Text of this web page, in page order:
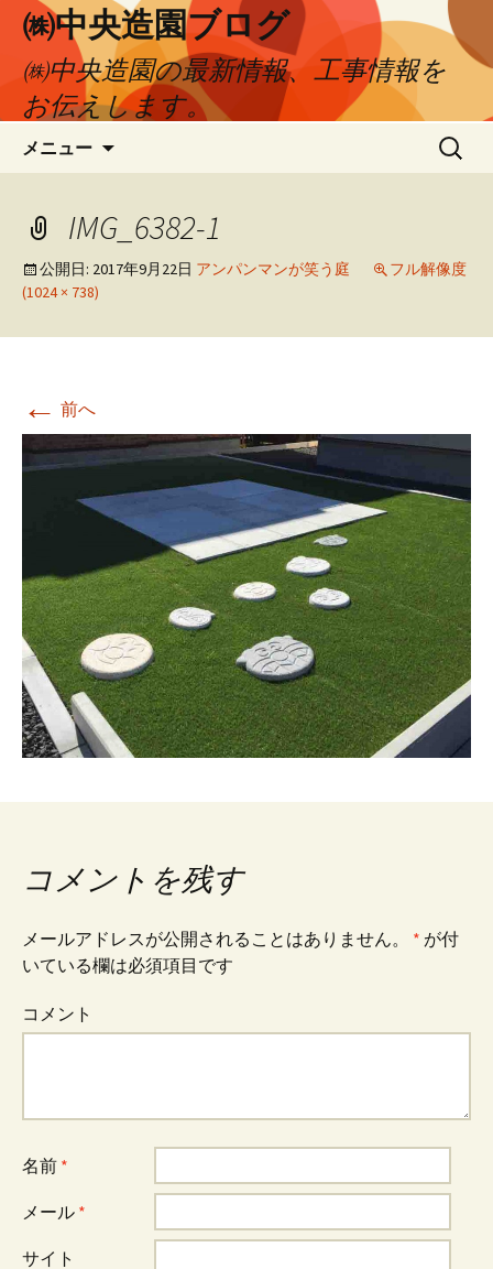
㈱中央造園ブログ
㈱中央造園の最新情報、工事情報を
お伝えします。
メニュー
ン
ツ
へ
検
IMG_6382-1
公開日: 2017年9月22日 アンパンマンが笑う庭
フル解像度
(1024 × 738)
← 前へ
コメントを残す
メールアドレスが公開されることはありません。 * が付
いている欄は必須項目です
コメント
名前 *
メール *
サイト